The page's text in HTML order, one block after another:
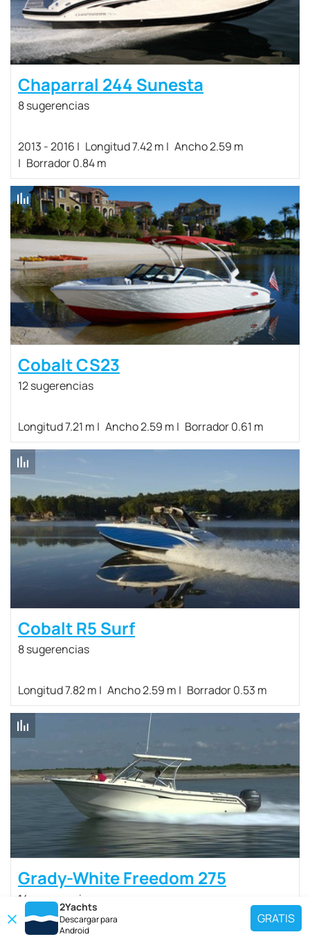
2Yachts
Descargar para
Android
GRATIS
Chaparral 244 Sunesta
8 sugerencias
2013 - 2016 Longitud 7.42 m
Ancho 2.59 m
Borrador 0.84 m
Cobalt CS23
12 sugerencias
Longitud 7.21 m Ancho 2.59 m Borrador 0.61 m
Cobalt R5 Surf
8 sugerencias
Longitud 7.82 m Ancho 2.59 m Borrador 0.53 m
Grady-White Freedom 275
14 sugerencias